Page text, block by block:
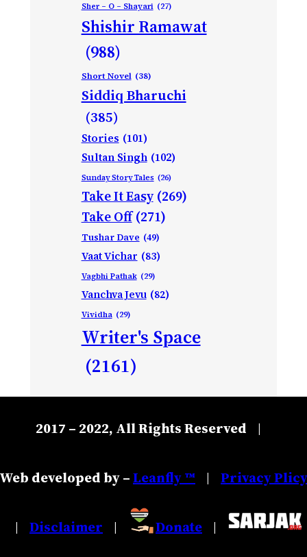
Sher – O – Shayari (27)
Shishir Ramawat
(988)
Short Novel (38)
Siddiq Bharuchi
(385)
Stories (101)
Sultan Singh (102)
Sunday Story Tales (26)
Take It Easy (269)
Take Off (271)
Tushar Dave (49)
Vaat Vichar (83)
Vagbhi Pathak (29)
Vanchva Jevu (82)
Vividha (29)
Writer's Space
(2161)
2017 – 2022, All Rights Reserved |
Web developed by –Leanfly ™ | Privacy Plicy
| Disclaimer | Donate |